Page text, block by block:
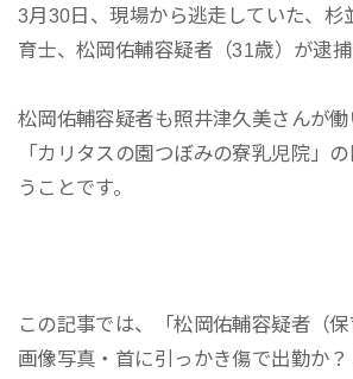
3月30日、現場から逃走していた、杉
育士、松岡佑輔容疑者（31歳）が逮捕
松岡佑輔容疑者も照井津久美さんが
「カリタスの園つぼみの寮乳児院」
うことです。
この記事では、「松岡佑輔容疑者（
画像写真・首に引っかき傷で出勤か